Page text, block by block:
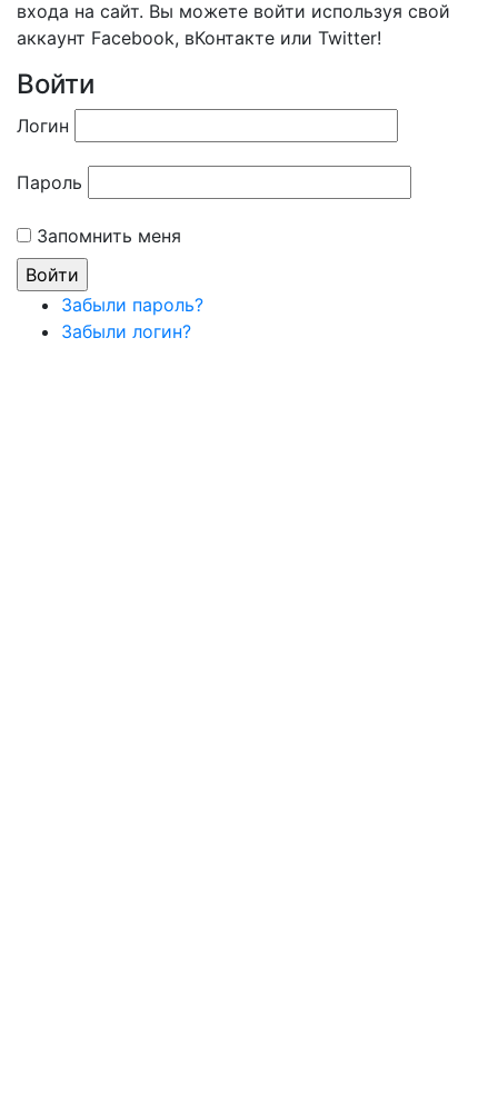
входа на сайт. Вы можете войти используя свой
аккаунт Facebook, вКонтакте или Twitter!
Войти
Логин
Пароль
Запомнить меня
Забыли пароль?
Забыли логин?